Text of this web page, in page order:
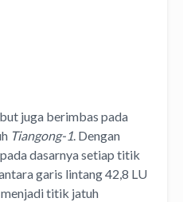
juga berimbas pada
Tiangong-1. Dengan
dasarnya setiap titik
garis lintang 42,8 LU
titik jatuh